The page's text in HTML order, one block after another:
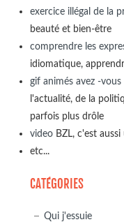
exercice illégal de la
beauté et bien-être
comprendre les
idiomatique,
gif animés avez -
l'actualité, de la
parfois plus drôle
videoBZL, c'est aussi
etc...
CATÉGORIES
Qui j'essuie